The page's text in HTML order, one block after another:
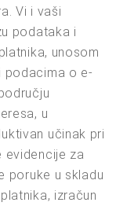
Vi i vaši
podataka i
unosom
o e-
u
učinak pri
evidencije za
poruke u skladu
izračun